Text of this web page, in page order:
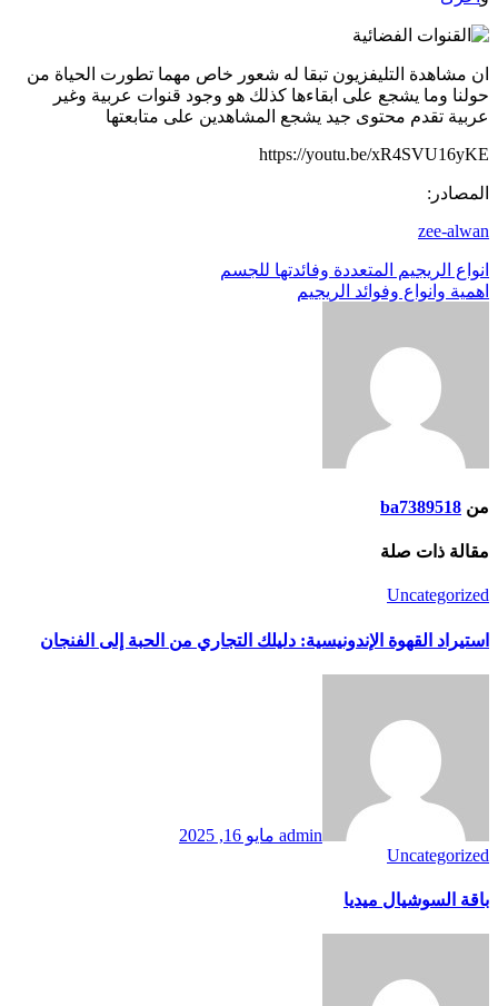
ان مشاهدة التليفزيون تبقا له شعور خاص مهما تطورت الحياة من
حولنا وما يشجع على ابقاءها كذلك هو وجود قنوات عربية وغير
عربية تقدم محتوى جيد يشجع المشاهدين على متابعتها
https://youtu.be/xR4SVU16yKE
المصادر:
zee-alwan
تصفّح
المقالات
انواع الريجيم المتعددة وفائدتها للجسم
اهمية وانواع وفوائد الريجيم
من ba7389518
مقالة ذات صلة
Uncategorized
استيراد القهوة الإندونيسية: دليلك التجاري من الحبة إلى الفنجان
admin مايو 16, 2025
Uncategorized
باقة السوشيال ميديا